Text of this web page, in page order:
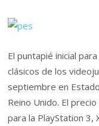
El puntapié inicial
clásicos de los
septiembre en
Reino Unido. El
para la PlayStation 3,